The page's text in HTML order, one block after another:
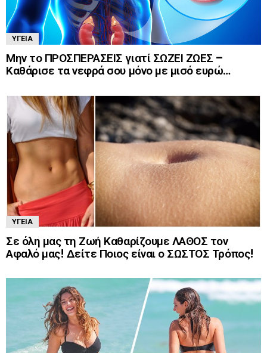
ΥΓΕΊΑ
Μην το ΠΡΟΣΠΕΡΑΣΕΙΣ γιατί ΣΩΖΕΙ ΖΩΕΣ –
Καθάρισε τα νεφρά σου μόνο με μισό ευρώ…
ΥΓΕΊΑ
Σε όλη μας τη Ζωή Καθαρίζουμε ΛΑΘΟΣ τον
Αφαλό μας! Δείτε Ποιος είναι ο ΣΩΣΤΟΣ Τρόπος!